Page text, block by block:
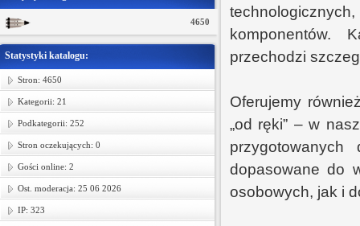
4650
Statystyki katalogu:
Stron: 4650
Kategorii: 21
Podkategorii: 252
Stron oczekujących: 0
Gości online: 2
Ost. moderacja: 25 06 2026
IP: 323
komponentów.
przechodzi
Oferujemy
„od ręki” – w
przygotowanych
dopasowane do
osobowych, jak i